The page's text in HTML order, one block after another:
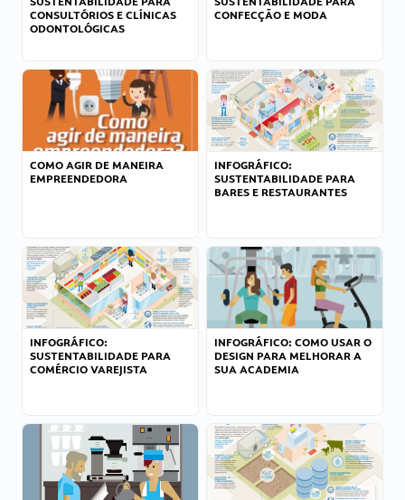
CONSULTÓRIOS E CLÍNICAS
ODONTOLÓGICAS
CONFECÇÃO E MODA
COMO AGIR DE MANEIRA
EMPREENDEDORA
INFOGRÁFICO:
SUSTENTABILIDADE PARA
BARES E RESTAURANTES
INFOGRÁFICO:
SUSTENTABILIDADE PARA
COMÉRCIO VAREJISTA
INFOGRÁFICO: COMO USAR O
DESIGN PARA MELHORAR A
SUA ACADEMIA